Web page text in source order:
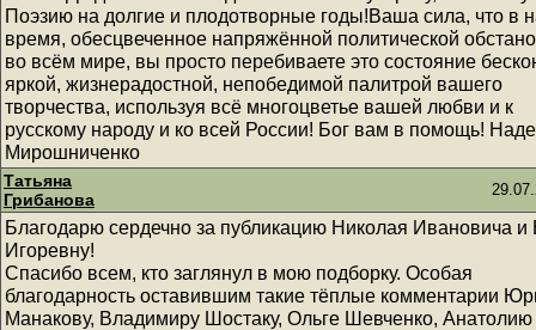
Поэзию на долгие и плодотворные годы!Ваша сила, что в
время, обесцвеченное напряжённой политической
во всём мире, вы просто перебиваете это состояние
яркой, жизнерадостной, непобедимой палитрой вашего
творчества, используя всё многоцветье вашей любви и к
русскому народу и ко всей России! Бог вам в помощь!
Мирошниченко
Татьяна
Грибанова
Благодарю сердечно за публикацию Николая Ивановича и
Игоревну!
Спасибо всем, кто заглянул в мою подборку. Особая
благодарность оставившим такие тёплые комментарии
Манакову, Владимиру Шостаку, Ольге Шевченко, Анатолию